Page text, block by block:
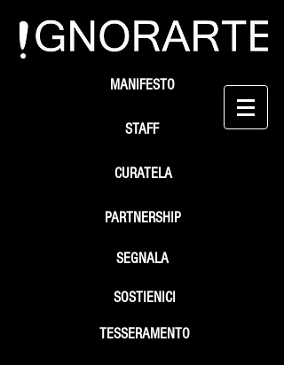
STAFF
SEGNALA
SOSTIENICI
MANIFESTO
PARTNERSHIP
TESSERAMENTO
CURATELA